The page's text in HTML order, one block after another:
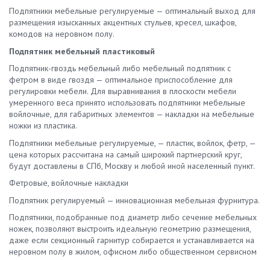
Подпятники мебельные регулируемые — оптимальный выход для
размещения изысканных акцентных стульев, кресел, шкафов,
комодов на неровном полу.
Подпятник мебельный пластиковый
Подпятник-гвоздь мебельный либо мебельный подпятник с
фетром в виде гвоздя — оптимальное приспособление для
регулировки мебели. Для выравнивания в плоскости мебели
умеренного веса принято использовать подпятники мебельные
войлочные, для габаритных элементов — накладки на мебельные
ножки из пластика.
Подпятники мебельные регулируемые, — пластик, войлок, фетр, —
цена которых рассчитана на самый широкий партнерский круг,
будут доставлены в СПб, Москву и любой иной населенный пункт.
Фетровые, войлочные накладки
Подпятник регулируемый — инновационная мебельная фурнитура.
Подпятники, подобранные под диаметр либо сечение мебельных
ножек, позволяют выстроить идеальную геометрию размещения,
даже если секционный гарнитур собирается и устанавливается на
неровном полу в жилом, офисном либо общественном сервисном